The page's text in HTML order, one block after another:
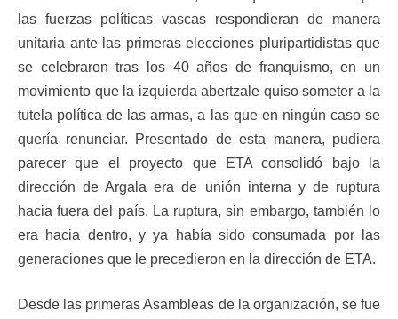
las fuerzas políticas vascas respondieran de manera
unitaria ante las primeras elecciones pluripartidistas que
se celebraron tras los 40 años de franquismo, en un
movimiento que la izquierda abertzale quiso someter a la
tutela política de las armas, a las que en ningún caso se
quería renunciar. Presentado de esta manera, pudiera
parecer que el proyecto que ETA consolidó bajo la
dirección de Argala era de unión interna y de ruptura
hacia fuera del país. La ruptura, sin embargo, también lo
era hacia dentro, y ya había sido consumada por las
generaciones que le precedieron en la dirección de ETA.
Desde las primeras Asambleas de la organización, se fue